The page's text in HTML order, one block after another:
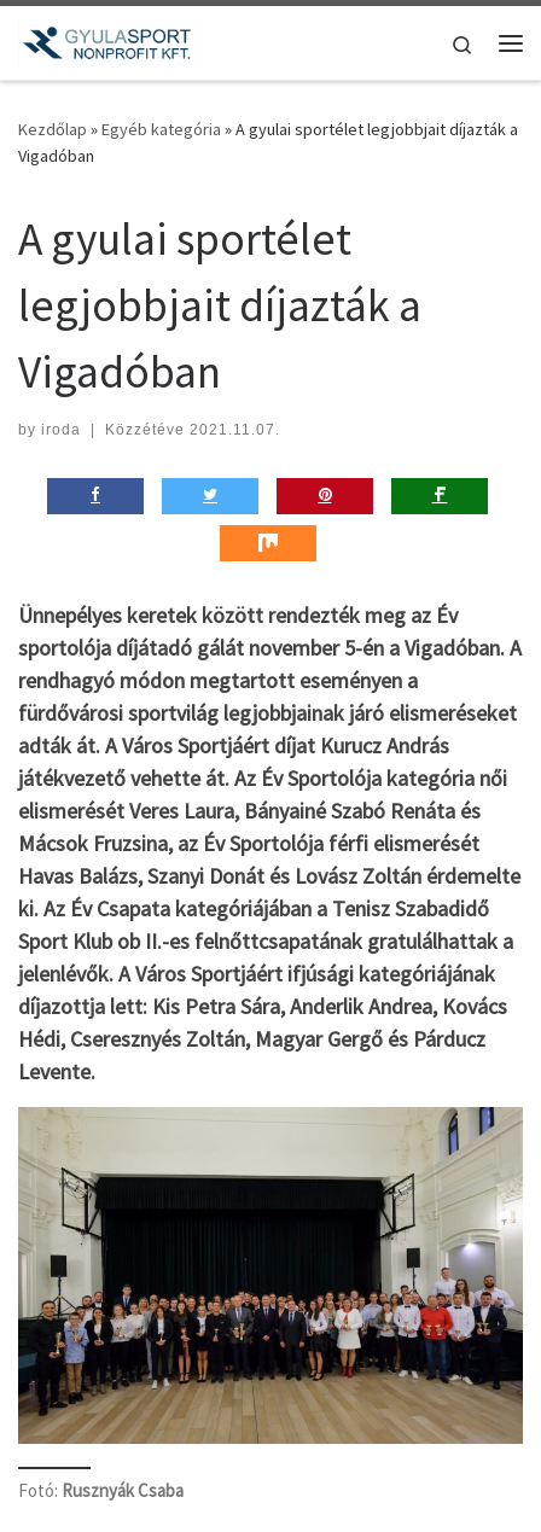
Teljes tartalom megjelenítése
Search
Kezdőlap »Egyéb kategória »A gyulai sportélet legjobbjait díjazták a
Vigadóban
A gyulai sportélet
legjobbjait díjazták a
Vigadóban
by iroda | Közzétéve 2021.11.07.
Ünnepélyes keretek között rendezték meg az Év
sportolója díjátadó gálát november 5-én a Vigadóban. A
rendhagyó módon megtartott eseményen a
fürdővárosi sportvilág legjobbjainak járó elismeréseket
adták át. A Város Sportjáért díjat Kurucz András
játékvezető vehette át. Az Év Sportolója kategória női
elismerését Veres Laura, Bányainé Szabó Renáta és
Mácsok Fruzsina, az Év Sportolója férfi elismerését
Havas Balázs, Szanyi Donát és Lovász Zoltán érdemelte
ki. Az Év Csapata kategóriájában a Tenisz Szabadidő
Sport Klub ob II.-es felnőttcsapatának gratulálhattak a
jelenlévők. A Város Sportjáért ifjúsági kategóriájának
díjazottja lett: Kis Petra Sára, Anderlik Andrea, Kovács
Hédi, Cseresznyés Zoltán, Magyar Gergő és Párducz
Levente.
Fotó: Rusznyák Csaba